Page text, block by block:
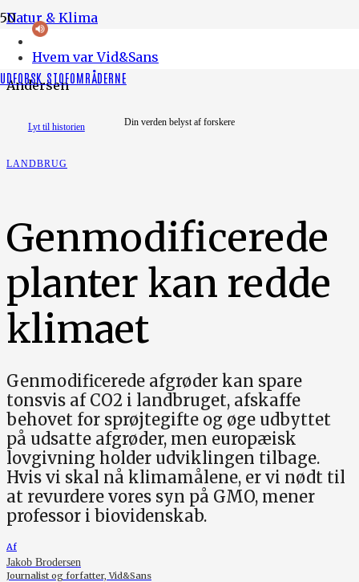
Hvem var Vid&Sans
UDFORSK STOFOMRÅDERNE
Din verden belyst af forskere
Natur & Klima
Foto: Gozha Net. Illustration: Gita Emilie Sitanala
Andersen
Lyt til historien
LANDBRUG
Genmodificerede
planter kan redde
klimaet
Genmodificerede afgrøder kan spare
tonsvis af CO2 i landbruget, afskaffe
behovet for sprøjtegifte og øge udbyttet
på udsatte afgrøder, men europæisk
lovgivning holder udviklingen tilbage.
Hvis vi skal nå klimamålene, er vi nødt til
at revurdere vores syn på GMO, mener
professor i biovidenskab.
Af
Jakob Brodersen
Journalist og forfatter, Vid&Sans